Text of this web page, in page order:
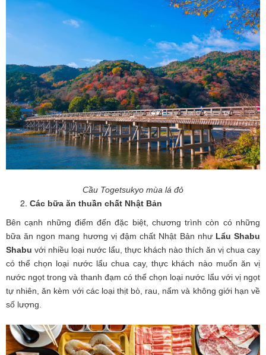
Cầu Togetsukyo mùa lá đỏ
Các bữa ăn thuần chất Nhật Bản
Bên cạnh những điểm đến đặc biệt, chương trình còn có những
bữa ăn ngon mang hương vị đậm chất Nhật Bản như Lẩu Shabu
Shabu với nhiều loại nước lẩu, thực khách nào thích ăn vị chua cay
có thể chọn loại nước lẩu chua cay, thực khách nào muốn ăn vị
nước ngọt trong và thanh đạm có thể chọn loại nước lẩu với vị ngọt
tự nhiên, ăn kèm với các loại thịt bò, rau, nấm và không giới hạn về
số lượng.